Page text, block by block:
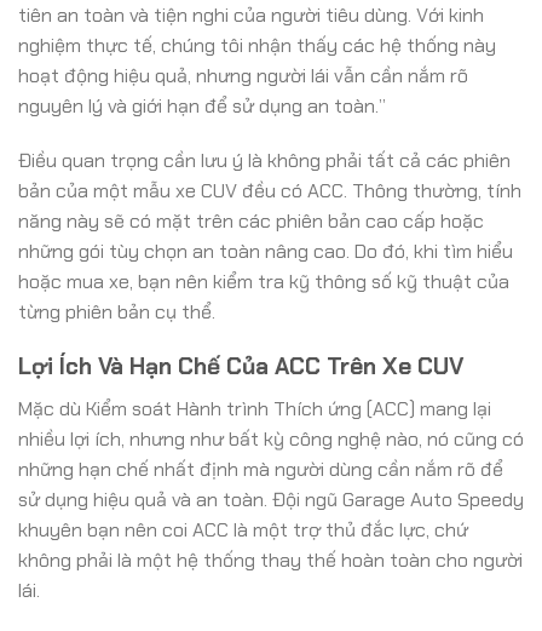
tiên an toàn và tiện nghi của người tiêu dùng. Với kinh
nghiệm thực tế, chúng tôi nhận thấy các hệ thống này
hoạt động hiệu quả, nhưng người lái vẫn cần nắm rõ
nguyên lý và giới hạn để sử dụng an toàn.”
Điều quan trọng cần lưu ý là không phải tất cả các phiên
bản của một mẫu xe CUV đều có ACC. Thông thường, tính
năng này sẽ có mặt trên các phiên bản cao cấp hoặc
những gói tùy chọn an toàn nâng cao. Do đó, khi tìm hiểu
hoặc mua xe, bạn nên kiểm tra kỹ thông số kỹ thuật của
từng phiên bản cụ thể.
Lợi Ích Và Hạn Chế Của ACC Trên Xe CUV
Mặc dù Kiểm soát Hành trình Thích ứng (ACC) mang lại
nhiều lợi ích, nhưng như bất kỳ công nghệ nào, nó cũng có
những hạn chế nhất định mà người dùng cần nắm rõ để
sử dụng hiệu quả và an toàn. Đội ngũ Garage Auto Speedy
khuyên bạn nên coi ACC là một trợ thủ đắc lực, chứ
không phải là một hệ thống thay thế hoàn toàn cho người
lái.